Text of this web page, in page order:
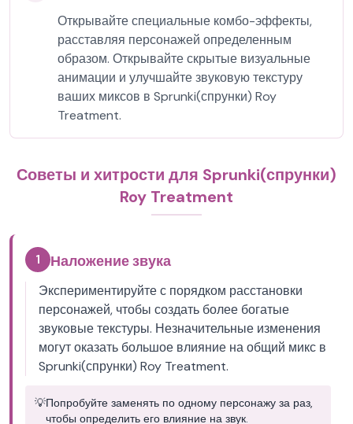
Открывайте специальные комбо-эффекты,
расставляя персонажей определенным
образом. Открывайте скрытые визуальные
анимации и улучшайте звуковую текстуру
ваших миксов в Sprunki(спрунки) Roy
Treatment.
Советы и хитрости для Sprunki(спрунки)
Roy Treatment
1 Наложение звука
Экспериментируйте с порядком расстановки
персонажей, чтобы создать более богатые
звуковые текстуры. Незначительные изменения
могут оказать большое влияние на общий микс в
Sprunki(спрунки) Roy Treatment.
💡Попробуйте заменять по одному персонажу за раз,
чтобы определить его влияние на звук.